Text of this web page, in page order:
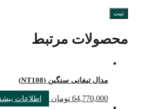
محصولات مرتبط
مدال تیفانی سنگین (NT108)
64,770,000 تومان اطلاعات